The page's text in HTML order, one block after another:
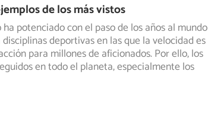
de los más vistos
potenciado con el paso de los años al mundo
deportivas en las que la velocidades
para millones de aficionados. Por ello, los
en todo el planeta, especialmente los